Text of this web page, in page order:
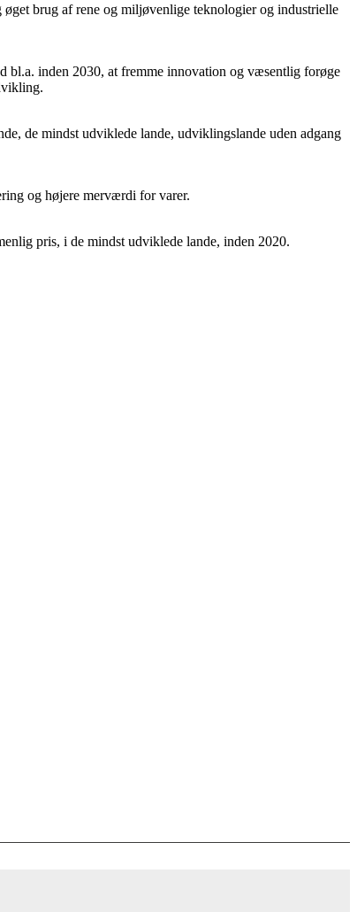
brug af rene og miljøvenlige teknologier og industrielle
bl.a. inden 2030, at fremme innovation og væsentlig forøge
de mindst udviklede lande, udviklingslande uden adgang
og højere merværdi for varer.
pris, i de mindst udviklede lande, inden 2020.